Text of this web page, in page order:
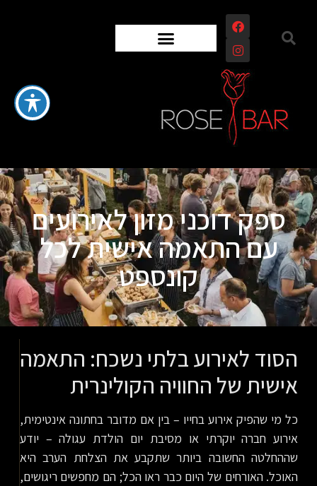
ספק דוכני מזון לאירועים
עם התאמה אישית לכל
קונספט
הסוד לאירוע בלתי נשכח: התאמה
אישית של החוויה הקולינרית
כל מי שהפיק אירוע בחייו – בין אם מדובר בחתונה אינטימית,
אירוע חברה יוקרתי או מסיבת יום הולדת עגולה – יודע
שההחלטה החשובה ביותר שתקבע את הצלחת הערב היא
האוכל. האורחים של היום כבר ראו הכל; הם מחפשים ריגושים,